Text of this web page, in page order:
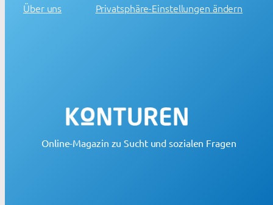
Über uns
Privatsphäre-Einstellungen ändern
Online-Magazin zu Sucht und sozialen Fragen